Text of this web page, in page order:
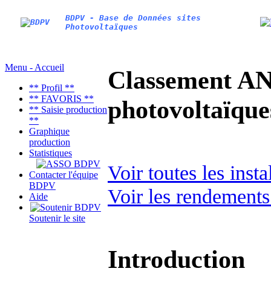
BDPV - Base de Données sites
Photovoltaïques
Menu - Accueil
** Profil **
** FAVORIS **
** Saisie production
**
Graphique
production
Statistiques
Contacter l'équipe
BDPV
Aide
Soutenir le site
Classement
Voir toutes les
Voir les
Introduction